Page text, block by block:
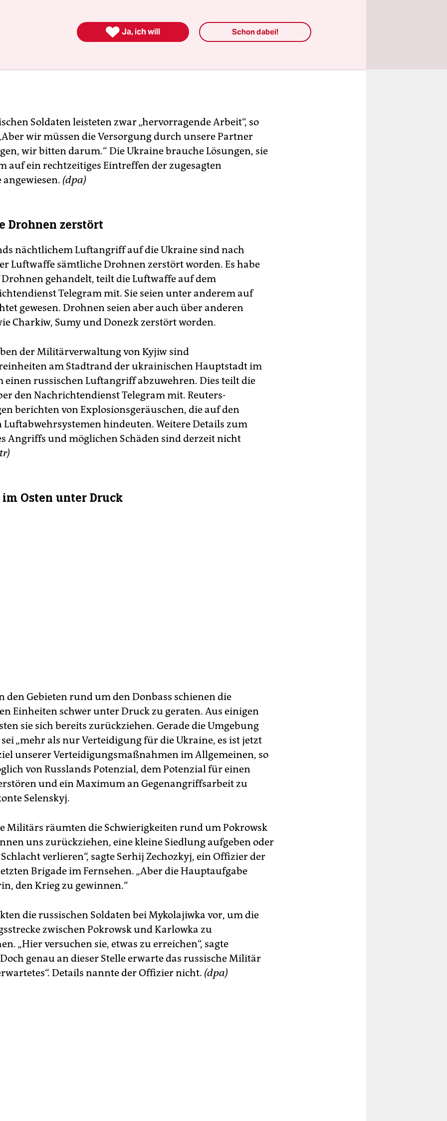
Soldaten leisteten zwar „hervorragende Arbeit“, so
wir müssen die Versorgung durch unsere Partner
wir bitten darum.“ Die Ukraine brauche Lösungen, sie
auf ein rechtzeitiges Eintreffen der zugesagten
(dpa)
Drohnen zerstört
nächtlichem Luftangriff auf die Ukraine sind nach
Luftwaffe sämtliche Drohnen zerstört worden. Es habe
gehandelt, teilt die Luftwaffe auf dem
Telegram mit. Sie seien unter anderem auf
gewesen. Drohnen seien aber auch über anderen
Charkiw, Sumy und Donezk zerstört worden.
der Militärverwaltung von Kyjiw sind
am Stadtrand der ukrainischen Hauptstadt im
einen russischen Luftangriff abzuwehren. Dies teilt die
den Nachrichtendienst Telegram mit. Reuters-
berichten von Explosionsgeräuschen, die auf den
Luftabwehrsystemen hindeuten. Weitere Details zum
Angriffs und möglichen Schäden sind derzeit nicht
Osten unter Druck
den Gebieten rund um den Donbass schienen die
Einheiten schwer unter Druck zu geraten. Aus einigen
sie sich bereits zurückziehen. Gerade die Umgebung
„mehr als nur Verteidigung für die Ukraine, es ist jetzt
unserer Verteidigungsmaßnahmen im Allgemeinen, so
von Russlands Potenzial, dem Potenzial für einen
und ein Maximum an Gegenangriffsarbeit zu
Selenskyj.
Militärs räumten die Schwierigkeiten rund um Pokrowsk
uns zurückziehen, eine kleine Siedlung aufgeben oder
verlieren“, sagte Serhij Zechozkyj, ein Offizier der
Brigade im Fernsehen. „Aber die Hauptaufgabe
den Krieg zu gewinnen.“
die russischen Soldaten bei Mykolajiwka vor, um die
zwischen Pokrowsk und Karlowka zu
„Hier versuchen sie, etwas zu erreichen“, sagte
genau an dieser Stelle erwarte das russische Militär
Details nannte der Offizier nicht. (dpa)
 Ja, ich will Schon dabei!